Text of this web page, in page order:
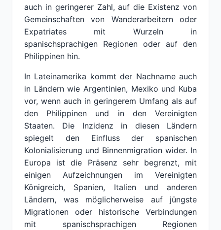
auch in geringerer Zahl, auf die Existenz von
Gemeinschaften von Wanderarbeitern oder
Expatriates mit Wurzeln in
spanischsprachigen Regionen oder auf den
Philippinen hin.
In Lateinamerika kommt der Nachname auch
in Ländern wie Argentinien, Mexiko und Kuba
vor, wenn auch in geringerem Umfang als auf
den Philippinen und in den Vereinigten
Staaten. Die Inzidenz in diesen Ländern
spiegelt den Einfluss der spanischen
Kolonialisierung und Binnenmigration wider. In
Europa ist die Präsenz sehr begrenzt, mit
einigen Aufzeichnungen im Vereinigten
Königreich, Spanien, Italien und anderen
Ländern, was möglicherweise auf jüngste
Migrationen oder historische Verbindungen
mit spanischsprachigen Regionen